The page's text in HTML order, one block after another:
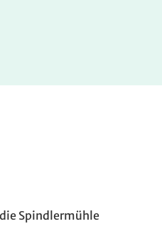
Spindlermühle